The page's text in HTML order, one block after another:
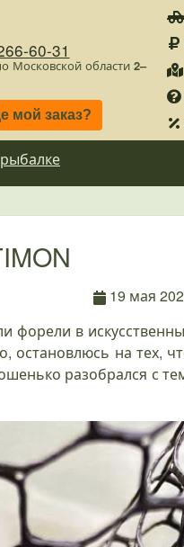
60-31
Московской области 2–
мой заказ?
19 мая
форели в
остановлюсь на тех,
разобрался с